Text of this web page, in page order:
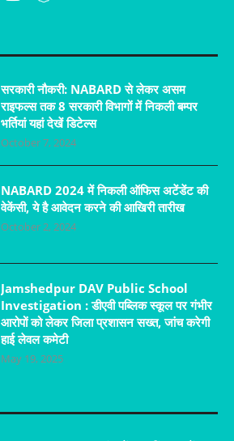
सरकारी नौकरी: NABARD से लेकर असम
राइफल्स तक 8 सरकारी विभागों में निकली बम्पर
भर्तियां यहां देखें डिटेल्स
October 7, 2024
NABARD 2024 में निकली ऑफिस अटेंडेंट की
वेकेंसी, ये है आवेदन करने की आखिरी तारीख
October 2, 2024
Jamshedpur DAV Public School
Investigation : डीएवी पब्लिक स्कूल पर गंभीर
आरोपों को लेकर जिला प्रशासन सख्त, जांच करेगी
हाई लेवल कमेटी
May 19, 2025